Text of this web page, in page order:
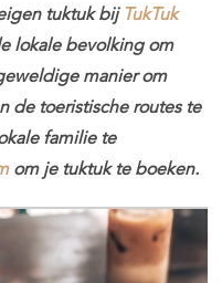
tuktuk bijTukTuk
lokale bevolking om
manier om
de toeristische routes te
familie te
om je tuktuk te boeken.